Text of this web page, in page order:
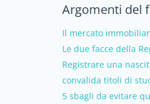
Argomenti del
Il mercato
Le due facce della
Registrare una
convalida titoli di
5 sbagli da evitare